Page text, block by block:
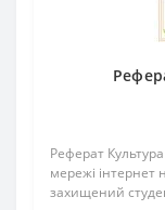
Реферат
мережі інтернет
захищений